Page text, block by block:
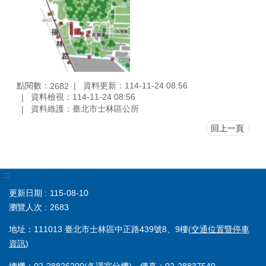
點閱數： 2682
資料更新：114-11-24 08:56
資料檢視：114-11-24 08:56
資料維護：臺北市士林區公所
回上一頁
:::
更新日期
115-08-10
瀏覽人次
2683
地址：111013 臺北市士林區中正路439號8、9樓(交通位置暨停車
資訊)